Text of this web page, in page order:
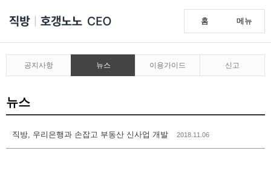
홈 메뉴
공지사항 뉴스 이용가이드 신고
뉴스
직방, 우리은행과 손잡고 부동산 신사업 개발 2018.11.06